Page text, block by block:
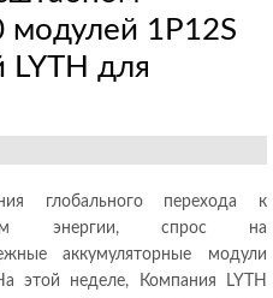
модулей 1P12S
LYTH для
глобального перехода к
энергии, спрос на
аккумуляторные модули
этой неделе, Компания LYTH